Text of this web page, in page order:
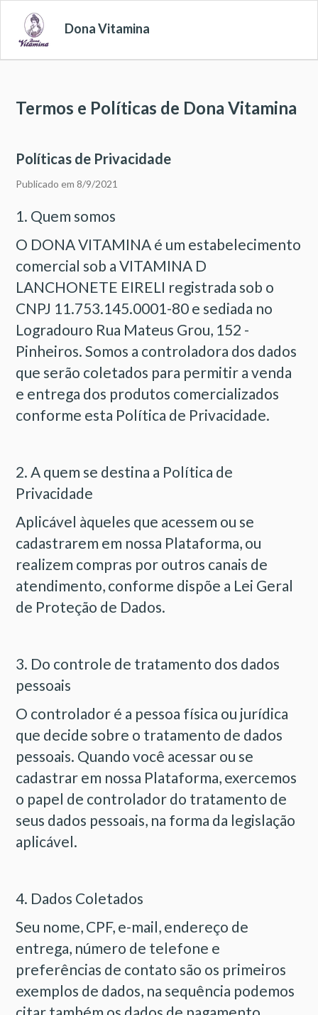
Dona Vitamina
Termos e Políticas de Dona Vitamina
Políticas de Privacidade
Publicado em 8/9/2021
1. Quem somos
O DONA VITAMINA é um estabelecimento
comercial sob a VITAMINA D
LANCHONETE EIRELI registrada sob o
CNPJ 11.753.145.0001-80 e sediada no
Logradouro Rua Mateus Grou, 152 -
Pinheiros. Somos a controladora dos dados
que serão coletados para permitir a venda
e entrega dos produtos comercializados
conforme esta Política de Privacidade.
2. A quem se destina a Política de
Privacidade
Aplicável àqueles que acessem ou se
cadastrarem em nossa Plataforma, ou
realizem compras por outros canais de
atendimento, conforme dispõe a Lei Geral
de Proteção de Dados.
3. Do controle de tratamento dos dados
pessoais
O controlador é a pessoa física ou jurídica
que decide sobre o tratamento de dados
pessoais. Quando você acessar ou se
cadastrar em nossa Plataforma, exercemos
o papel de controlador do tratamento de
seus dados pessoais, na forma da legislação
aplicável.
4. Dados Coletados
Seu nome, CPF, e-mail, endereço de
entrega, número de telefone e
preferências de contato são os primeiros
exemplos de dados, na sequência podemos